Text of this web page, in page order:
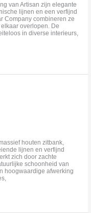
van Artisan zijn elegante
lijnen en een verfijnd
Company combineren ze
overlopen. De
in diverse interieurs,
houten zitbank,
lijnen en verfijnd
zich door zachte
schoonheid van
hoogwaardige afwerking